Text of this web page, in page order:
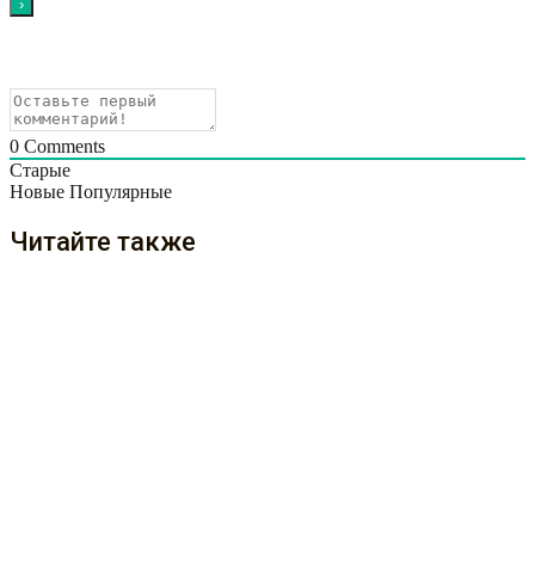
0 Comments
Старые
Новые Популярные
Читайте также